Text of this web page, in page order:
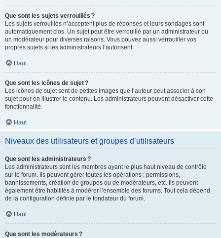
Que sont les sujets verrouillés ?
Les sujets verrouillés n’acceptent plus de réponses et leurs sondages sont
automatiquement clos. Un sujet peut être verrouillé par un administrateur ou
un modérateur pour diverses raisons. Vous pouvez aussi verrouiller vos
propres sujets si les administrateurs l’autorisent.
Haut
Que sont les icônes de sujet ?
Les icônes de sujet sont de petites images que l’auteur peut associer à son
sujet pour en illustrer le contenu. Les administrateurs peuvent désactiver cette
fonctionnalité.
Haut
Niveaux des utilisateurs et groupes d’utilisateurs
Que sont les administrateurs ?
Les administrateurs sont les membres ayant le plus haut niveau de contrôle
sur le forum. Ils peuvent gérer toutes les opérations : permissions,
bannissements, création de groupes ou de modérateurs, etc. Ils peuvent
également être habilités à modérer l’ensemble des forums. Tout cela dépend
de la configuration définie par le fondateur du forum.
Haut
Que sont les modérateurs ?